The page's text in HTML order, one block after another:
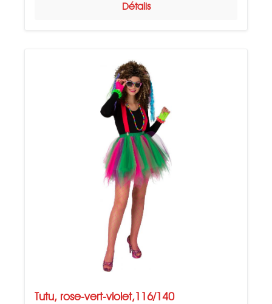
Détails
Tutu, rose-vert-violet,116/140